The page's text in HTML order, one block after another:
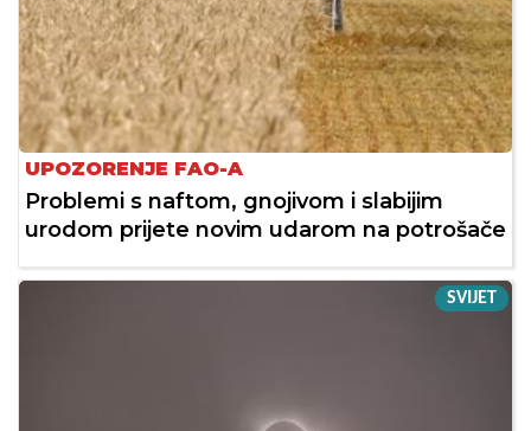
UPOZORENJE FAO-A
Problemi s naftom, gnojivom i slabijim
urodom prijete novim udarom na potrošače
SVIJET